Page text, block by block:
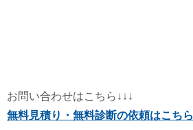
お問い合わせはこちら↓↓↓
無料見積り・無料診断の依頼はこちら